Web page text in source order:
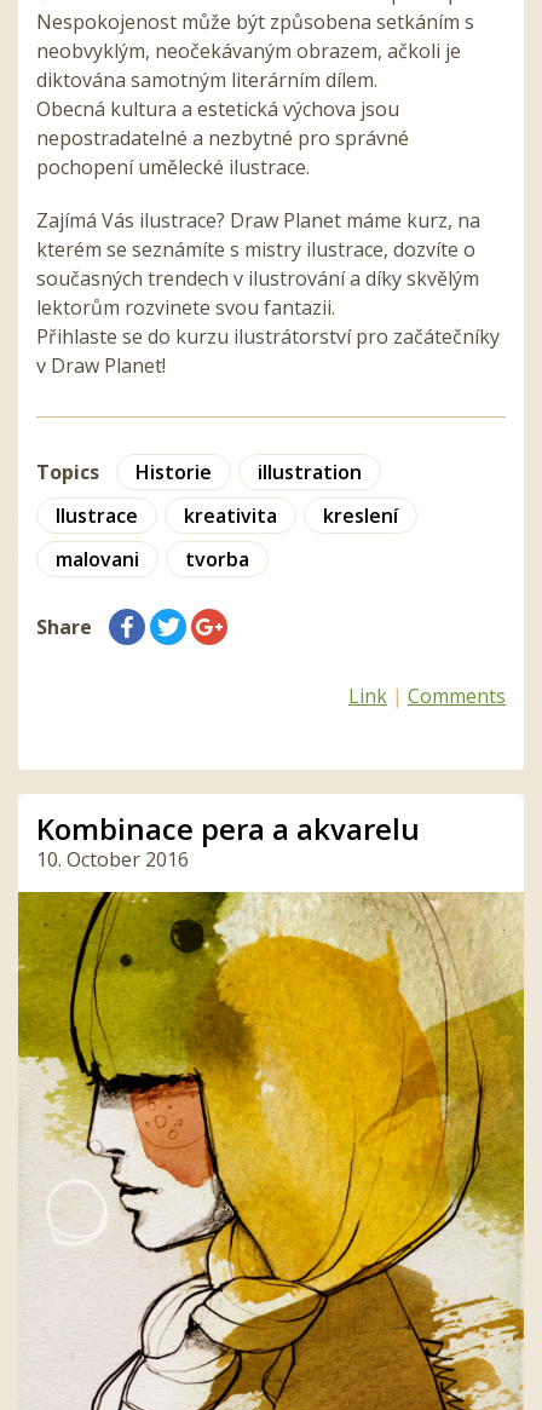
Nespokojenost může být způsobena setkáním s
neobvyklým, neočekávaným obrazem, ačkoli je
diktována samotným literárním dílem.
Obecná kultura a estetická výchova jsou
nepostradatelné a nezbytné pro správné
pochopení umělecké ilustrace.
Zajímá Vás ilustrace? Draw Planet máme kurz, na
kterém se seznámíte s mistry ilustrace, dozvíte o
současných trendech v ilustrování a díky skvělým
lektorům rozvinete svou fantazii.
Přihlaste se do kurzu ilustrátorství pro začátečníky
v Draw Planet!
Topics Historie
illustration
Ilustrace
kreativita
kreslení
malovani
tvorba
Share
Link | Comments
Kombinace pera a akvarelu
10. October 2016